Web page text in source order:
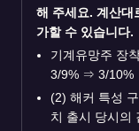
해 주세요. 계산대
가할 수 있습니다.
기계유망주 장
3/9% ⇒ 3/10%
(2) 해커 특성
치 출시 당시의